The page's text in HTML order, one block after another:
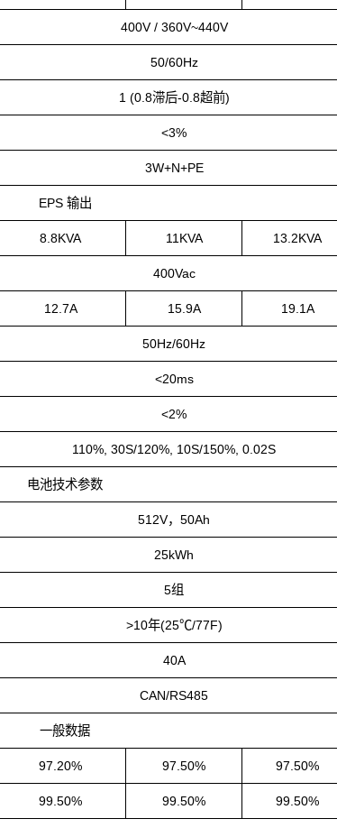
400V / 360V~440V
50/60Hz
1 (0.8滞后-0.8超前)
<3%
3W+N+PE
EPS 输出
8.8KVA 11KVA 13.2KVA
400Vac
12.7A 15.9A 19.1A
50Hz/60Hz
<20ms
<2%
110%, 30S/120%, 10S/150%, 0.02S
电池技术参数
512V，50Ah
25kWh
5组
>10年(25℃/77F)
40A
CAN/RS485
一般数据
97.20% 97.50% 97.50%
99.50% 99.50% 99.50%